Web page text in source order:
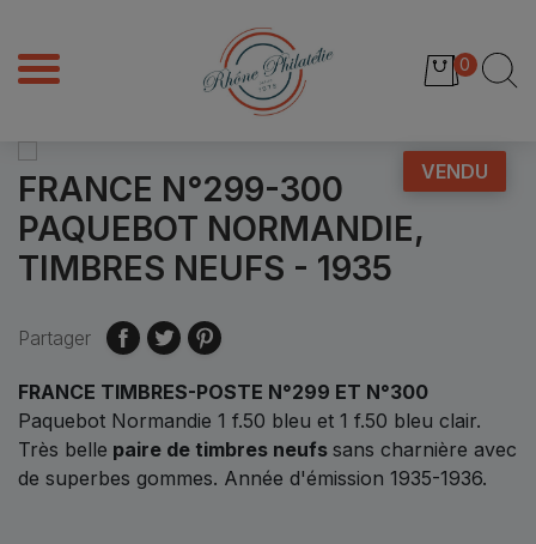
0
VENDU
FRANCE N°299-300
PAQUEBOT NORMANDIE,
TIMBRES NEUFS - 1935
Partager
FRANCE TIMBRES-POSTE N°299 ET N°300
Paquebot Normandie 1 f.50 bleu et 1 f.50 bleu clair.
Très belle paire de timbres neufs sans charnière avec
de superbes gommes. Année d'émission 1935-1936.